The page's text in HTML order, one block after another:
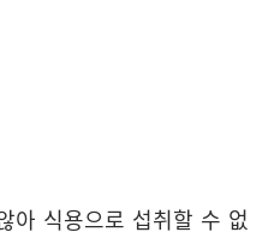
아 식용으로 섭취할 수 없